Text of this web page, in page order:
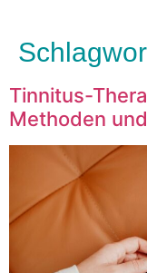
Tinnitus-
Methoden